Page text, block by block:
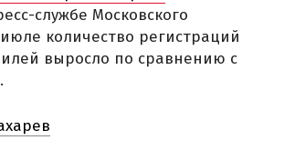
службе Московского
количество регистраций
выросло по сравнению с